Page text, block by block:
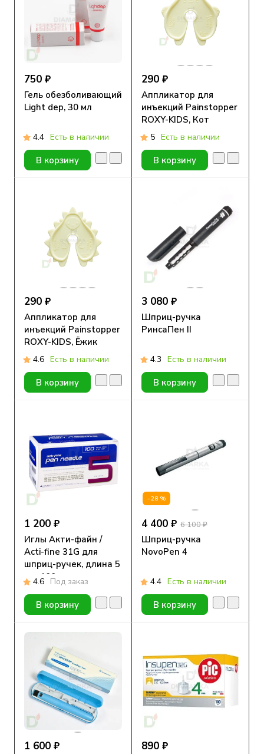
750 ₽
Гель обезболивающий
Light dep, 30 мл
4.4 Есть в наличии
В корзину
290 ₽
Аппликатор для
инъекций Painstopper
ROXY-KIDS, Кот
5 Есть в наличии
В корзину
290 ₽
Аппликатор для
инъекций Painstopper
ROXY-KIDS, Ёжик
4.6 Есть в наличии
В корзину
3 080 ₽
Шприц-ручка
РинсаПен II
4.3 Есть в наличии
В корзину
1 200 ₽
Иглы Акти-файн /
Acti-fine 31G для
шприц-ручек, длина 5
мм, 100 шт.
4.6 Под заказ
В корзину
-28%
4 400 ₽ 6 100 ₽
Шприц-ручка
NovoPen 4
4.4 Есть в наличии
В корзину
1 600 ₽ 890 ₽